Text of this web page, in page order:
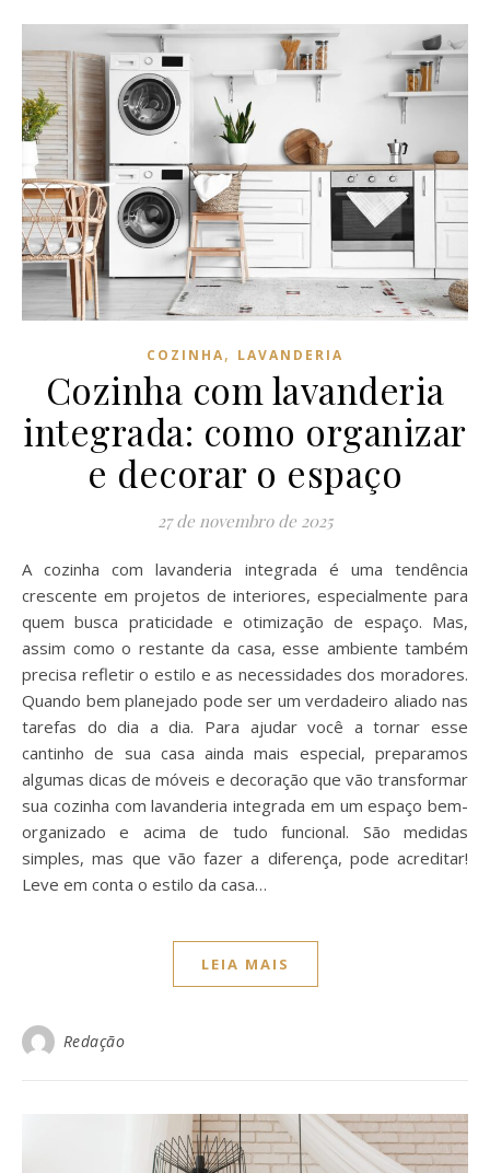
COZINHA, LAVANDERIA
Cozinha com lavanderia
integrada: como organizar
e decorar o espaço
27 de novembro de 2025
A cozinha com lavanderia integrada é uma tendência
crescente em projetos de interiores, especialmente para
quem busca praticidade e otimização de espaço. Mas,
assim como o restante da casa, esse ambiente também
precisa refletir o estilo e as necessidades dos moradores.
Quando bem planejado pode ser um verdadeiro aliado nas
tarefas do dia a dia. Para ajudar você a tornar esse
cantinho de sua casa ainda mais especial, preparamos
algumas dicas de móveis e decoração que vão transformar
sua cozinha com lavanderia integrada em um espaço bem-
organizado e acima de tudo funcional. São medidas
simples, mas que vão fazer a diferença, pode acreditar!
Leve em conta o estilo da casa…
LEIA MAIS
Redação